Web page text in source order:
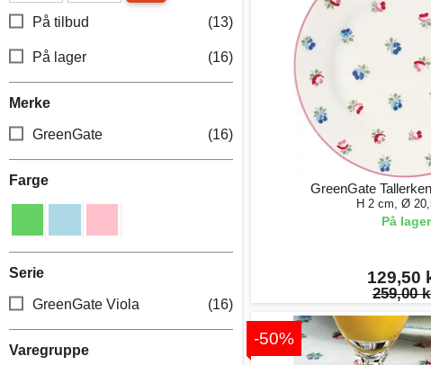
På tilbud (13)
På lager (16)
Merke
GreenGate (16)
Farge
Serie
GreenGate Viola (16)
Varegruppe
GreenGate
H 2 cm, Ø
På lager
129,50
259,00
-50%